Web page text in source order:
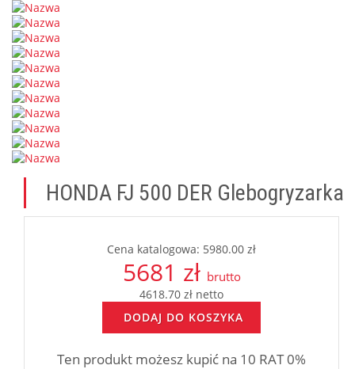
HONDA FJ 500 DER Glebogryzarka
Cena katalogowa: 5980.00 zł
5681 zł brutto
4618.70 zł netto
DODAJ DO KOSZYKA
Ten produkt możesz kupić na 10 RAT 0%